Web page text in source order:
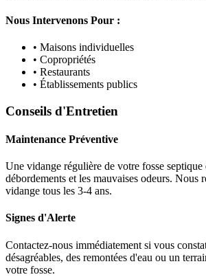
Nous Intervenons Pour :
• Maisons individuelles
• Copropriétés
• Restaurants
• Établissements publics
Conseils d'Entretien
Maintenance Préventive
Une vidange régulière de votre fosse septique
débordements et les mauvaises odeurs. Nous
vidange tous les 3-4 ans.
Signes d'Alerte
Contactez-nous immédiatement si vous
désagréables, des remontées d'eau ou un
votre fosse.